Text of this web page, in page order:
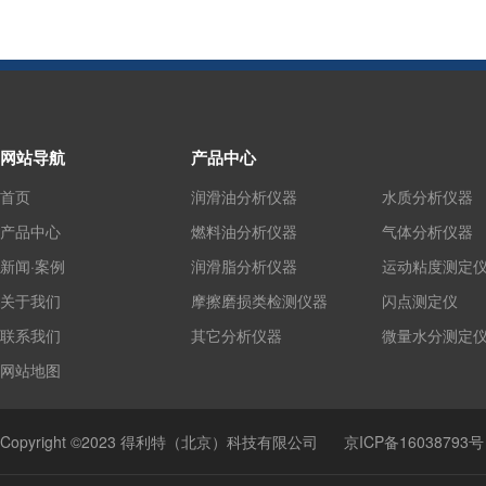
网站导航
首页
产品中心
新闻·案例
关于我们
联系我们
网站地图
产品中心
润滑油分析仪器
燃料油分析仪器
润滑脂分析仪器
摩擦磨损类检测仪器
其它分析仪器
水质分析仪器
气体分析仪器
运动粘度测定
闪点测定仪
微量水分测定
Copyright ©2023 得利特（北京）科技有限公司 京ICP备16038793号